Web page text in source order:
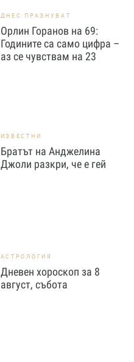
ДНЕС ПРАЗНУВАТ
Орлин Горанов на 69:
Годините са само цифра –
аз се чувствам на 23
ИЗВЕСТНИ
Братът на Анджелина
Джоли разкри, че е гей
АСТРОЛОГИЯ
Дневен хороскоп за 8
август, събота